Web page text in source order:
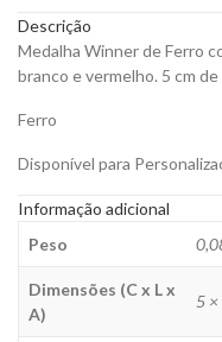
Descrição
Medalha Winner de Ferro
branco e vermelho. 5 cm
Ferro
Disponível para
Informação adicional
Peso
Dimensões (C x L x
A)
5